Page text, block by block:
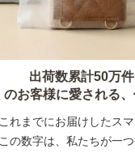
出荷数累計50万件
のお客様に愛される、
れまでにお届けしたス
の数字は、私たちが一